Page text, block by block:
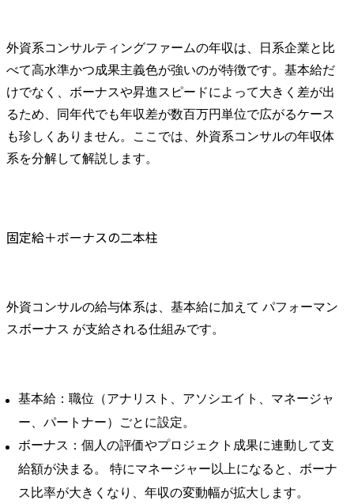
アソシエイト／コンサルタント
マネージャー
パートナー（ディレクター）
外資コンサル主要ファームの年収比較
マッキンゼーの年収
アクセンチュアの年収
PwCコンサルティングの年収
転職先の選択肢が多い
外資系コンサルに転職するデメリット
長時間労働になりやすい
成果主義のプレッシャーが強い
専門領域に偏るリスクがある
外資系コンサルティングファームの年収は、日系企業と比
べて高水準かつ成果主義色が強いのが特徴です。基本給だ
けでなく、ボーナスや昇進スピードによって大きく差が出
るため、同年代でも年収差が数百万円単位で広がるケース
も珍しくありません。ここでは、外資系コンサルの年収体
系を分解して解説します。
固定給＋ボーナスの二本柱
外資コンサルの給与体系は、基本給に加えて パフォーマン
スボーナス が支給される仕組みです。
基本給：職位（アナリスト、アソシエイト、マネージャ
ー、パートナー）ごとに設定。
ボーナス：個人の評価やプロジェクト成果に連動して支
給額が決まる。 特にマネージャー以上になると、ボーナ
ス比率が大きくなり、年収の変動幅が拡大します。